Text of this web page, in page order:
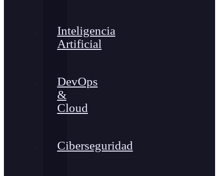
Inteligencia
Artificial
DevOps
&
Cloud
Ciberseguridad